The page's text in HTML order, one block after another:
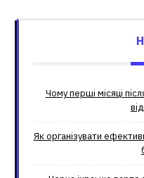
Чому перші місяці
Як організувати